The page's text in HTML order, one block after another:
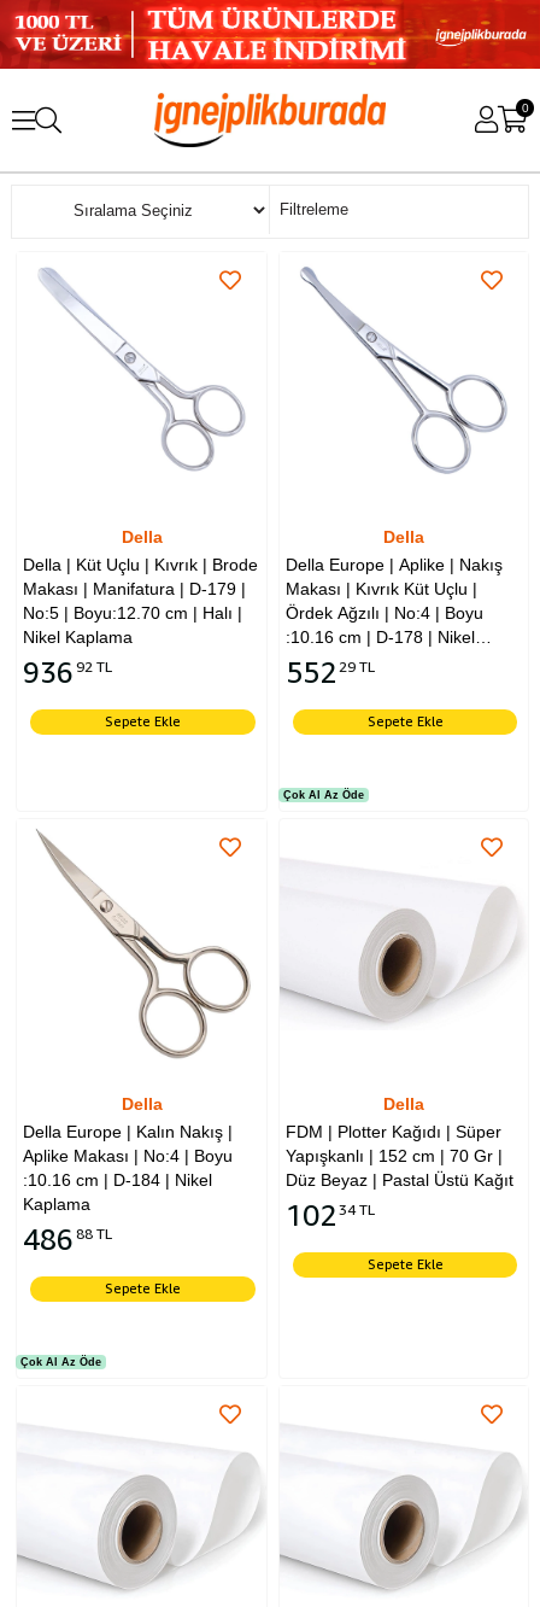
0
Filtreleme
Sıralama
Della
Della | Küt Uçlu | Kıvrık | Brode
Makası | Manifatura | D-179 |
No:5 | Boyu:12.70 cm | Halı |
Nikel Kaplama
936 92 TL
Sepete Ekle
Della
Della Europe | Aplike | Nakış
Makası | Kıvrık Küt Uçlu |
Ördek Ağzılı | No:4 | Boyu
:10.16 cm | D-178 | Nikel
Kaplama
552 29 TL
Sepete Ekle
Çok Al Az Öde
Della
Della Europe | Kalın Nakış |
Aplike Makası | No:4 | Boyu
:10.16 cm | D-184 | Nikel
Kaplama
486 88 TL
Sepete Ekle
Çok Al Az Öde
Della
FDM | Plotter Kağıdı | Süper
Yapışkanlı | 152 cm | 70 Gr |
Düz Beyaz | Pastal Üstü Kağıt
102 34 TL
Sepete Ekle